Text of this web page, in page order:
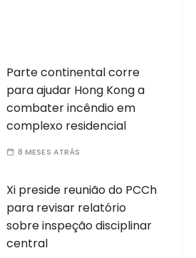
Parte continental corre
para ajudar Hong Kong a
combater incêndio em
complexo residencial
8 MESES ATRÁS
Xi preside reunião do PCCh
para revisar relatório
sobre inspeção disciplinar
central